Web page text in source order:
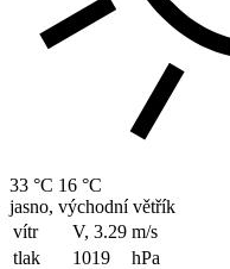
33 °C 16 °C
jasno, východní větřík
vítr
V, 3.29 m/s
tlak
1019
hPa